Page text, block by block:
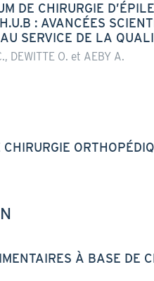
DE CHIRURGIE
: AVANCÉES
SERVICE DE LA
DEWITTE O. et AEBY A.
À BASE DE